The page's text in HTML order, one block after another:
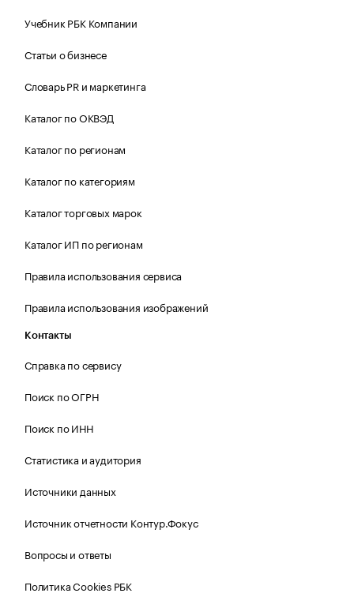
Учебник РБК Компании
Статьи о бизнесе
Словарь PR и маркетинга
Каталог по ОКВЭД
Каталог по регионам
Каталог по категориям
Каталог торговых марок
Каталог ИП по регионам
Правила использования сервиса
Правила использования изображений
Контакты
Справка по сервису
Поиск по ОГРН
Поиск по ИНН
Статистика и аудитория
Источники данных
Источник отчетности Контур.Фокус
Вопросы и ответы
Политика Cookies РБК